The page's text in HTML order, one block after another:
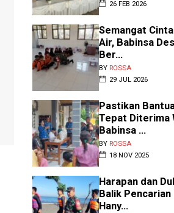
‎Disiplin dan Kekompakan
Jadi Fokus La...
ROSSA •AGU 05 2026
‎Lenangguar, Sumbawa – Dalam
rangka memantapkan persiapan
26 FEB 2026
Semangat
Air, Babinsa
Ber...
BY ROSSA
29 JUL 2026
Pastikan
Tepat Diterima
Babinsa ...
BY ROSSA
18 NOV 2025
Harapan dan
Balik Pencarian
Hany...